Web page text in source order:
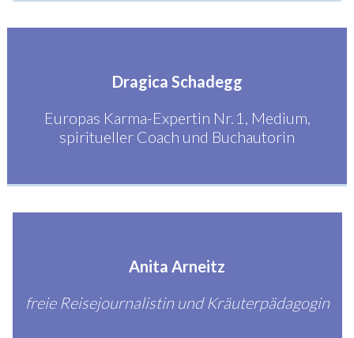
Dragica Schadegg
Europas Karma-Expertin Nr. 1, Medium,
spiritueller Coach und Buchautorin
Anita Arneitz
freie Reisejournalistin und Kräuterpädagogin